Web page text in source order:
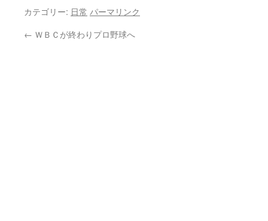
カテゴリー: 日常 パーマリンク
← ＷＢＣが終わりプロ野球へ